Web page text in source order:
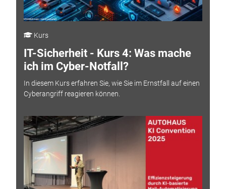
Kurs
IT-Sicherheit - Kurs 4: Was mache
ich im Cyber-Notfall?
In diesem Kurs erfahren Sie, wie Sie im Ernstfall auf einen
Cyberangriff reagieren können.